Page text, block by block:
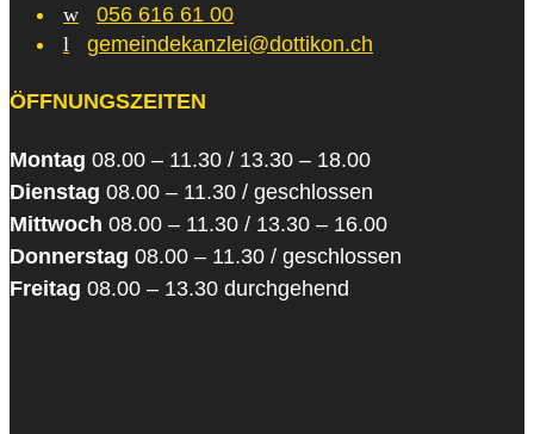
w
056 616 61 00
l
gemeindekanzlei@dottikon.ch
ÖFFNUNGSZEITEN
Montag 08.00 – 11.30 / 13.30 – 18.00
Dienstag 08.00 – 11.30 / geschlossen
Mittwoch 08.00 – 11.30 / 13.30 – 16.00
Donnerstag 08.00 – 11.30 / geschlossen
Freitag 08.00 – 13.30 durchgehend